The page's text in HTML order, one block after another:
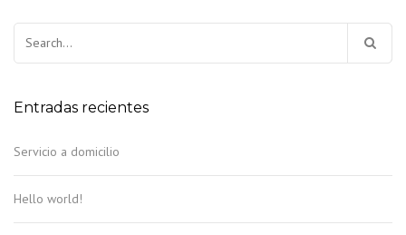
Entradas recientes
Servicio a domicilio
Hello world!